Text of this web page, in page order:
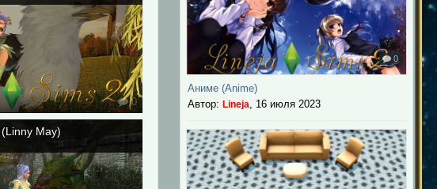
0
May)
0
Аниме (Anime)
Автор: Lineja 16 июля 2023